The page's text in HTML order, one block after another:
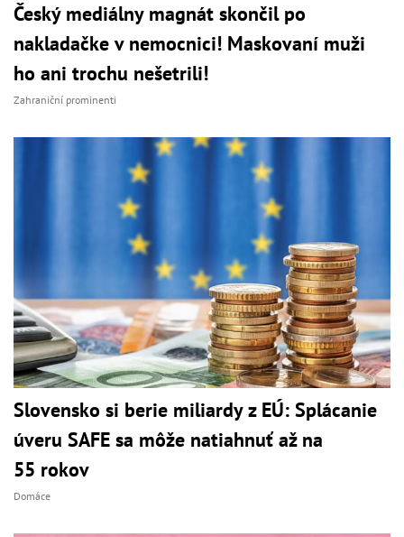
Český mediálny magnát skončil po
nakladačke v nemocnici! Maskovaní muži
ho ani trochu nešetrili!
Zahraniční prominenti
Slovensko si berie miliardy z EÚ: Splácanie
úveru SAFE sa môže natiahnuť až na
55 rokov
Domáce